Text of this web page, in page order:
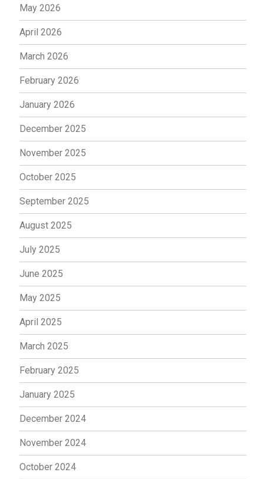
May 2026
April 2026
March 2026
February 2026
January 2026
December 2025
November 2025
October 2025
September 2025
August 2025
July 2025
June 2025
May 2025
April 2025
March 2025
February 2025
January 2025
December 2024
November 2024
October 2024